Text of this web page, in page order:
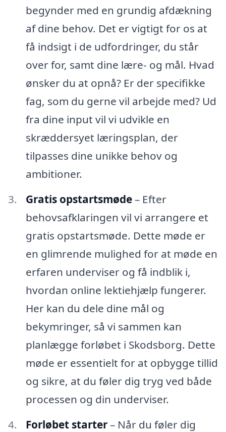
begynder med en grundig afdækning
af dine behov. Det er vigtigt for os at
få indsigt i de udfordringer, du står
over for, samt dine lære- og mål. Hvad
ønsker du at opnå? Er der specifikke
fag, som du gerne vil arbejde med? Ud
fra dine input vil vi udvikle en
skræddersyet læringsplan, der
tilpasses dine unikke behov og
ambitioner.
Gratis opstartsmøde– Efter
behovsafklaringen vil vi arrangere et
gratis opstartsmøde. Dette møde er
en glimrende mulighed for at møde en
erfaren underviser og få indblik i,
hvordan online lektiehjælp fungerer.
Her kan du dele dine mål og
bekymringer, så vi sammen kan
planlægge forløbet i Skodsborg. Dette
møde er essentielt for at opbygge tillid
og sikre, at du føler dig tryg ved både
processen og din underviser.
Forløbet starter– Når du føler dig